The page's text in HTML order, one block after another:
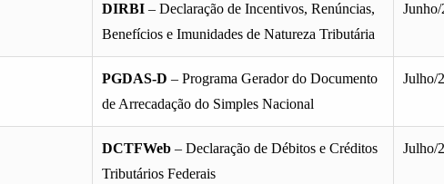
DIRBI – Declaração de Incentivos, Renúncias,
Benefícios e Imunidades de Natureza Tributária
PGDAS-D – Programa Gerador do Documento
de Arrecadação do Simples Nacional
Julho/
DCTFWeb – Declaração de Débitos e Créditos
Tributários Federais
Julho/